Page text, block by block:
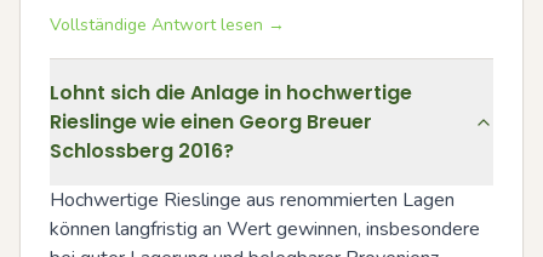
Vollständige Antwort lesen →
Lohnt sich die Anlage in hochwertige
Rieslinge wie einen Georg Breuer
Schlossberg 2016?
Hochwertige Rieslinge aus renommierten Lagen
können langfristig an Wert gewinnen, insbesondere